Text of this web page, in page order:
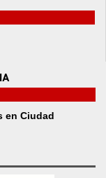
en Ciudad